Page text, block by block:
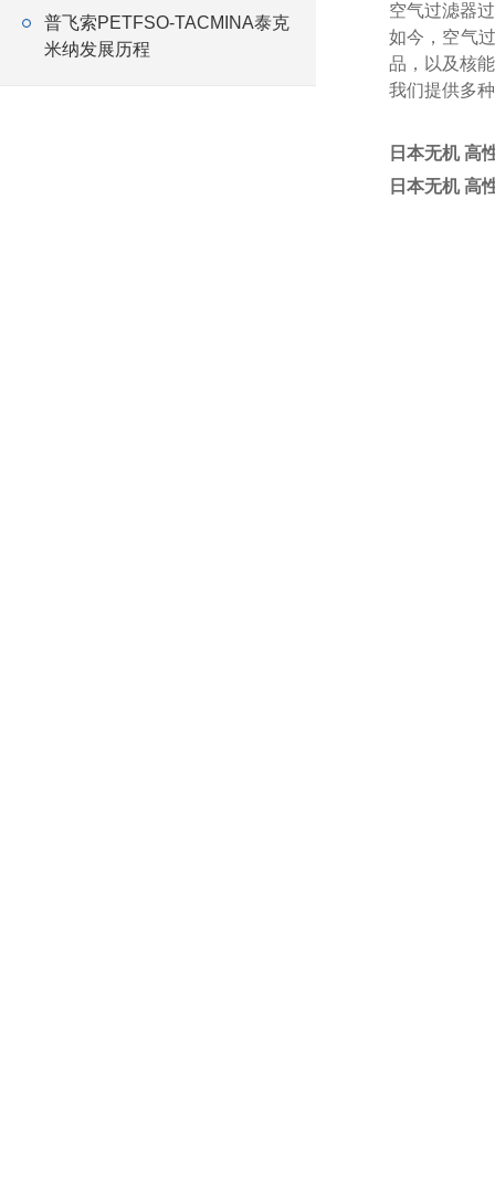
普飞索PETFSO-TACMINA泰克
米纳发展历程
空气过滤器
如今，空气
品，以及核
我们提供多
日本无机 高
日本无机 高